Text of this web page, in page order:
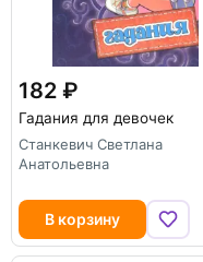
182
Гадания для девочек
Станкевич Светлана
Анатольевна
В корзину